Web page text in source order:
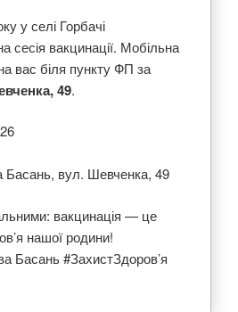
у селі Горбачі
сесія вакцинації. Мобільна
вас біля пункту ФП за
49.
Басань, вул. Шевченка, 49
вакцинація — це
нашої родини!
Басань #ЗахистЗдоров’я